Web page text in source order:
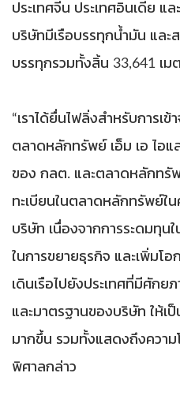
ประเทศจีน ประเทศอินเดีย แ
บริษัทมีเรือบรรทุกน้ำมัน และ
บรรทุกรวมทั้งสิ้น 33,641 เม
“เราได้ยื่นไฟลิ่งสำหรับการเข้
ตลาดหลักทรัพย์ เอ็ม เอ ไอแ
ของ กลต. และตลาดหลักทรัพ
ทะเบียนในตลาดหลักทรัพย์ใ
บริษัท เนื่องจากการระดมทุน
ในการขยายธุรกิจ และเพิ่มโอ
เดินเรือไปยังประเทศที่มีศักย
และมาตรฐานของบริษัท ให้เ
มากขึ้น รวมทั้งแสดงถึงความ
พิศาลกล่าว